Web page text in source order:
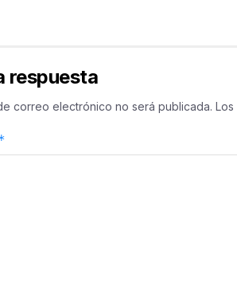
respuesta
correo electrónico no será publicada. Los